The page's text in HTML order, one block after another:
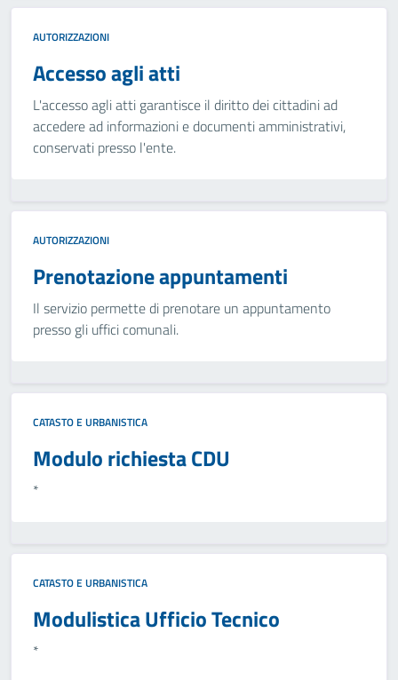
AUTORIZZAZIONI
Accesso agli atti
L'accesso agli atti garantisce il diritto dei cittadini ad
accedere ad informazioni e documenti amministrativi,
conservati presso l'ente.
AUTORIZZAZIONI
Prenotazione appuntamenti
Il servizio permette di prenotare un appuntamento
presso gli uffici comunali.
CATASTO E URBANISTICA
Modulo richiesta CDU
*
CATASTO E URBANISTICA
Modulistica Ufficio Tecnico
*